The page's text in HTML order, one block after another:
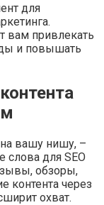
для
вам привлекать
и повышать
на вашу нишу, –
слова для SEO
обзоры,
контента через
охват.